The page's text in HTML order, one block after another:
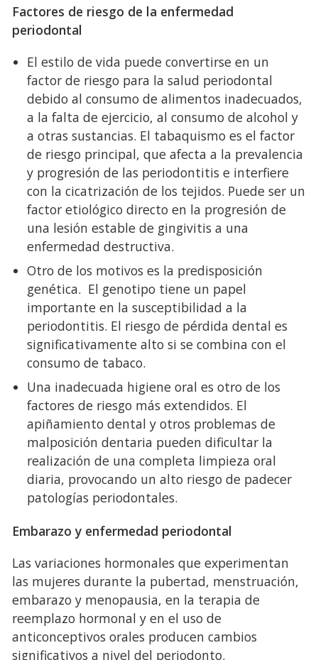
Factores de riesgo de la enfermedad
periodontal
El estilo de vida puede convertirse en un
factor de riesgo para la salud periodontal
debido al consumo de alimentos inadecuados,
a la falta de ejercicio, al consumo de alcohol y
a otras sustancias. El tabaquismo es el factor
de riesgo principal, que afecta a la prevalencia
y progresión de las periodontitis e interfiere
con la cicatrización de los tejidos. Puede ser un
factor etiológico directo en la progresión de
una lesión estable de gingivitis a una
enfermedad destructiva.
Otro de los motivos es la predisposición
genética. El genotipo tiene un papel
importante en la susceptibilidad a la
periodontitis. El riesgo de pérdida dental es
significativamente alto si se combina con el
consumo de tabaco.
Una inadecuada higiene oral es otro de los
factores de riesgo más extendidos. El
apiñamiento dental y otros problemas de
malposición dentaria pueden dificultar la
realización de una completa limpieza oral
diaria, provocando un alto riesgo de padecer
patologías periodontales.
Embarazo y enfermedad periodontal
Las variaciones hormonales que experimentan
las mujeres durante la pubertad, menstruación,
embarazo y menopausia, en la terapia de
reemplazo hormonal y en el uso de
anticonceptivos orales producen cambios
significativos a nivel del periodonto.